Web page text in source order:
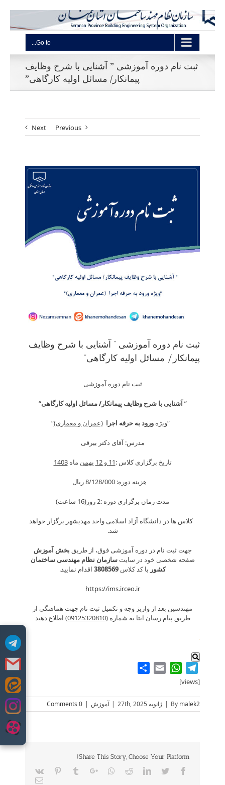
to
content
Go to...
ثبت نام دوره آموزشی ” آشنایی با شرح وظایف
پیمانکار/ مسائل اولیه کارگاهی”
Previous
Next
View
ثبت نام دوره آموزشی ” آشنایی با شرح وظایف
پیمانکار/ مسائل اولیه کارگاهی”
ثبت نام دوره آموزشی
” آشنایی با شرح وظایف پیمانکار/ مسائل اولیه کارگاهی“
“ویژهورود به حرفه اجرا (عمران و معماری)“
مدرس: آقای دکتر بیرقی
تاریخ برگزاری کلاس :11 و12 بهمن ماه1403
هزینه دوره: 8/128/000 ريال
مدت زمان برگزاری دوره :2 روز(16 ساعت)
کلاس ها در دانشگاه آزاد اسلامی واحد مهدیشهر برگزار خواهد
شد.
جهت ثبت نام در دوره آموزشی فوق، از طریق بخش آموزش
صفحه شخصی خود در سایتسازمان نظام مهندسی ساختمان
کشور با کد کلاس 3808569 اقدام نمایید.
https://ims.irceo.ir
مهندسین بعد از واریز وجه و تکمیل ثبت نام جهت هماهنگی از
طریق پیام رسان ایتا به شماره (09125320810) اطلاع دهید
.
Telegram
WhatsApp
Email
[views]
By malek2
| ژانویه 27th, 2025 | آموزش |
0 Comments
Share This Story, Choose Your Platform!
Facebook
Twitter
LinkedIn
Reddit
Whatsapp
Google+
Tumblr
Pinterest
Vk
Email